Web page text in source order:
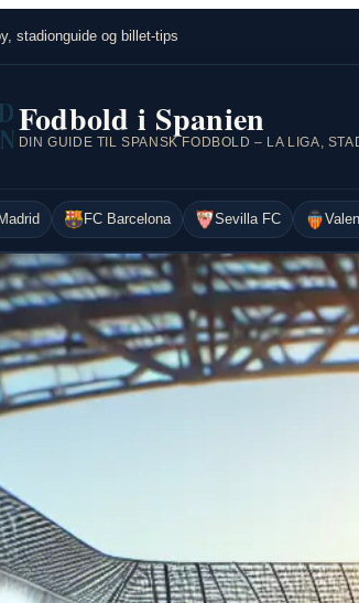
stadionguide og billet-tips
Fodbold i Spanien
FC Barcelona Sevilla FC